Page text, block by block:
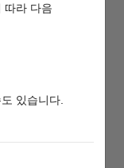
따라 다음
있습니다.